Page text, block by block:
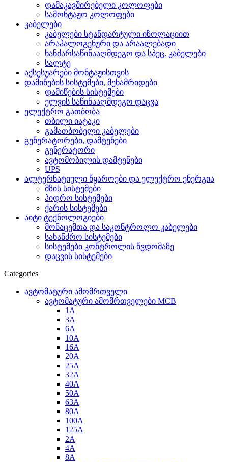
დამაკავშირებელი კოლოფები
სამონტაჟო კოლოფები
კაბელები
კაბელები სტანდარტული იზოლაციით
არაჰალოგენური და არაალებადი
ხანძარსაწინააღმდეგო და სპეც. კაბელები
სალტე
აქსესუარები მონტაჟისთვის
დამიწების სისტემები, მეხამრიდები
დამიწების სისტემები
ელვის საწინააღმდეგო დაცვა
ელექტრო გათბობა
თბილი იატაკი
გამათბობელი კაბელები
გენერატორები, დამტენები
გენერატორი
ავტომობილის დამტენები
UPS
ალტერნატიული წყაროები და ელექტრო ენერგია
მზის სისტემები
ჰიდრო სისტემები
ქარის სისტემები
აიტი ტექნოლოგიები
მონაცემთა და საკონტროლო კაბელები
სახანძრო სისტემები
სისტემები კონტროლის წვდომაზე
დაცვის სისტემები
Categories
ავტომატური ამომრთველი
ავტომატური ამომრთველები MCB
1A
3A
6A
10A
16A
20A
25А
32A
40A
50A
63A
80A
100A
125A
2A
4A
8A